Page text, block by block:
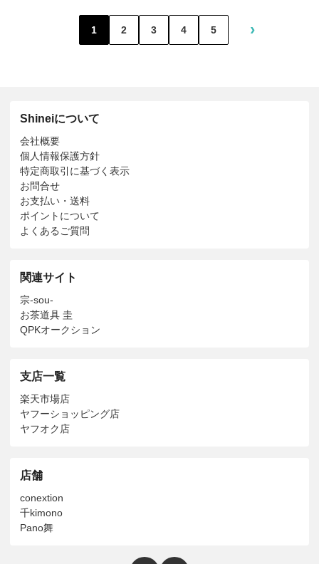
1 2 3 4 5 ›
Shineiについて
会社概要
個人情報保護方針
特定商取引に基づく表示
お問合せ
お支払い・送料
ポイントについて
よくあるご質問
関連サイト
宗-sou-
お茶道具 圭
QPKオークション
支店一覧
楽天市場店
ヤフーショッピング店
ヤフオク店
店舗
conextion
千kimono
Pano舞